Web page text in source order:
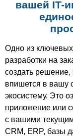
вашей IT-
Одно из
разработки на
создать решение,
впишется в вашу
экосистему. Это
приложение или
с вашими
CRM, ERP, базы